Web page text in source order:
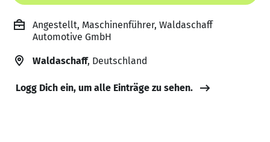
Angestellt, Maschinenführer, Waldaschaff
Automotive GmbH
Waldaschaff, Deutschland
Logg Dich ein, um alle Einträge zu sehen.